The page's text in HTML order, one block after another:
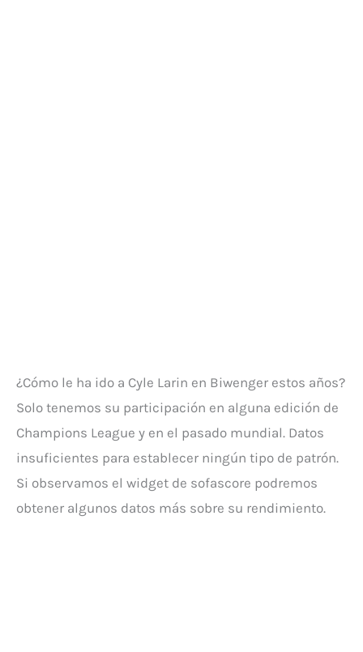
¿Cómo le ha ido a Cyle Larin en Biwenger estos años?
Solo tenemos su participación en alguna edición de
Champions League y en el pasado mundial. Datos
insuficientes para establecer ningún tipo de patrón.
Si observamos el widget de sofascore podremos
obtener algunos datos más sobre su rendimiento.